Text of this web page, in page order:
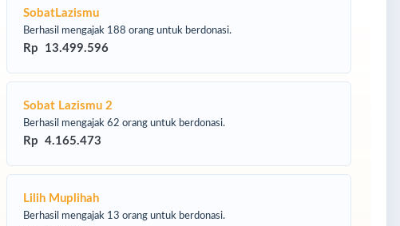
24,6 juta orang
130.000 anakterjebak di kamp pengungsian tanpa air dan
makanan.
hancur.
data Jaringan Dokter Sudan, sedikitnya 1.500 jiwa tewas
pembantaian terbaru di El-Fasher, namun jumlah korban
jauh lebih besar -- lebih dari 14.000 orang telah
dan eksekusi tanpa pengadilan.
SobatLazismu
Berhasil mengajak 188 orang untuk berdonasi.
Rp 13.499.596
Sobat Lazismu 2
Berhasil mengajak 62 orang untuk berdonasi.
Rp 4.165.473
Lilih Muplihah
Berhasil mengajak 13 orang untuk berdonasi.